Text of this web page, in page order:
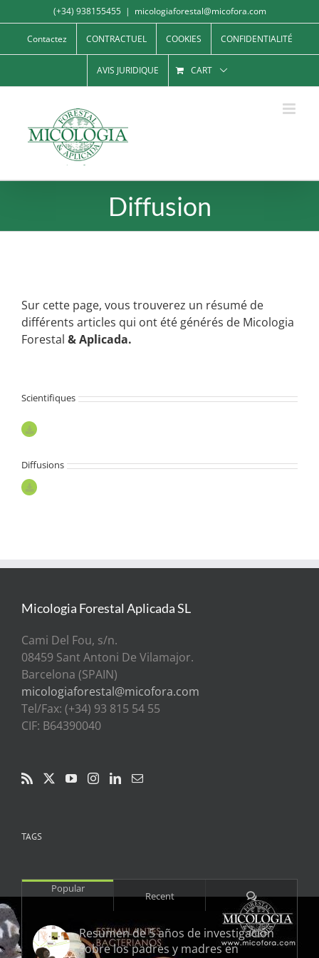
to
content
(+34) 938155455 | micologiaforestal@micofora.com
Contactez CONTRACTUEL COOKIES CONFIDENTIALITÉ
AVIS JURIDIQUE CART
Diffusion
Sur cette page, vous trouverez un résumé de
différents articles qui ont été générés de Micologia
Forestal & Aplicada.
Scientifiques
Diffusions
Micologia Forestal Aplicada SL
Cami Del Fou, s/n.
08459 Sant Antoni De Vilamajor.
Barcelona (SPAIN)
micologiaforestal@micofora.com
Tel/Fax: (+34) 93 815 54 55
CIF: B64390040
TAGS
Popular
Recent Comments
Resumen de 5 años de investigación
sobre los padres y madres en